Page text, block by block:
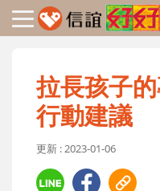
拉長孩子
行動建議
更新 : 2023-01-06